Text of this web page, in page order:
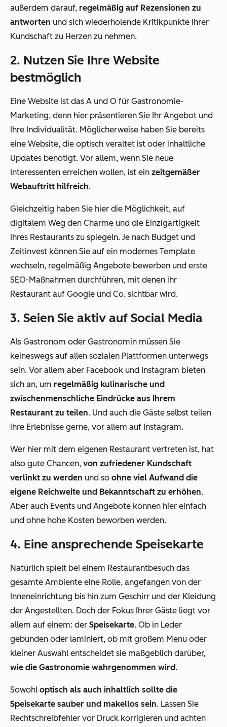
außerdem darauf, regelmäßig auf Rezensionen zu
antworten und sich wiederholende Kritikpunkte ihrer
Kundschaft zu Herzen zu nehmen.
2. Nutzen Sie Ihre Website
bestmöglich
Eine Website ist das A und O für Gastronomie-
Marketing, denn hier präsentieren Sie Ihr Angebot und
Ihre Individualität. Möglicherweise haben Sie bereits
eine Website, die optisch veraltet ist oder inhaltliche
Updates benötigt. Vor allem, wenn Sie neue
Interessenten erreichen wollen, ist ein zeitgemäßer
Webauftritt hilfreich.
Gleichzeitig haben Sie hier die Möglichkeit, auf
digitalem Weg den Charme und die Einzigartigkeit
Ihres Restaurants zu spiegeln. Je nach Budget und
Zeitinvest können Sie auf ein modernes Template
wechseln, regelmäßig Angebote bewerben und erste
SEO-Maßnahmen durchführen, mit denen ihr
Restaurant auf Google und Co. sichtbar wird.
3. Seien Sie aktiv auf Social Media
Als Gastronom oder Gastronomin müssen Sie
keineswegs auf allen sozialen Plattformen unterwegs
sein. Vor allem aber Facebook und Instagram bieten
sich an, um regelmäßig kulinarische und
zwischenmenschliche Eindrücke aus Ihrem
Restaurant zu teilen. Und auch die Gäste selbst teilen
ihre Erlebnisse gerne, vor allem auf Instagram.
Wer hier mit dem eigenen Restaurant vertreten ist, hat
also gute Chancen, von zufriedener Kundschaft
verlinkt zu werden und so ohne viel Aufwand die
eigene Reichweite und Bekanntschaft zu erhöhen.
Aber auch Events und Angebote können hier einfach
und ohne hohe Kosten beworben werden.
4. Eine ansprechende Speisekarte
Natürlich spielt bei einem Restaurantbesuch das
gesamte Ambiente eine Rolle, angefangen von der
Inneneinrichtung bis hin zum Geschirr und der Kleidung
der Angestellten. Doch der Fokus Ihrer Gäste liegt vor
allem auf einem: der Speisekarte. Ob in Leder
gebunden oder laminiert, ob mit großem Menü oder
kleiner Auswahl entscheidet sie maßgeblich darüber,
wie die Gastronomie wahrgenommen wird.
Sowohl optisch als auch inhaltlich sollte die
Speisekarte sauber und makellos sein. Lassen Sie
Rechtschreibfehler vor Druck korrigieren und achten